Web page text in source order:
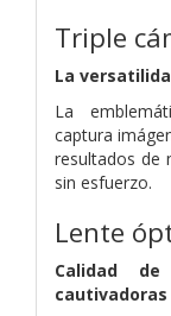
Triple
La
La
captura
resultados de
sin esfuerzo.
Lente
Calidad
cautivadoras